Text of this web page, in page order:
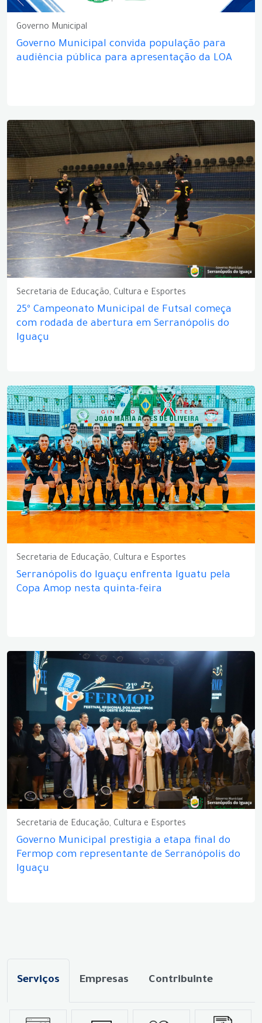
Governo Municipal
Governo Municipal convida população para
audiência pública para apresentação da LOA
Secretaria de Educação, Cultura e Esportes
25º Campeonato Municipal de Futsal começa
com rodada de abertura em Serranópolis do
Iguaçu
Secretaria de Educação, Cultura e Esportes
Serranópolis do Iguaçu enfrenta Iguatu pela
Copa Amop nesta quinta-feira
Secretaria de Educação, Cultura e Esportes
Governo Municipal prestigia a etapa final do
Fermop com representante de Serranópolis do
Iguaçu
Serviços Empresas Contribuinte